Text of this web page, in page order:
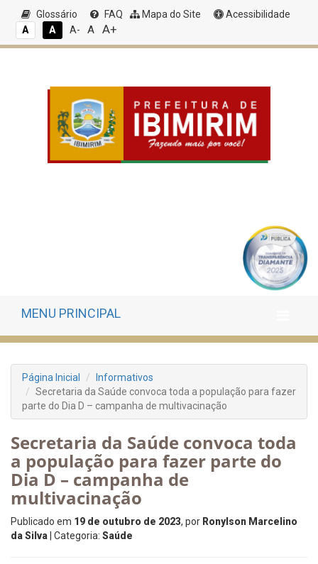
Glossário FAQ Mapa do Site
Acessibilidade
A
A A- A A+
MENU PRINCIPAL
Página Inicial
Informativos
Secretaria da Saúde convoca toda a população para fazer
parte do Dia D – campanha de multivacinação
Secretaria da Saúde convoca toda
a população para fazer parte do
Dia D – campanha de
multivacinação
Publicado em 19 de outubro de 2023, por Ronylson Marcelino
da Silva | Categoria: Saúde